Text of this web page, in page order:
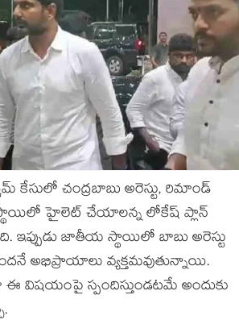
కేసులో చంద్రబాబు అరెస్టు, రిమాండ్
హైలెట్ చేయాలన్న లోకేష్ ప్లాన్
ఇప్పుడు జాతీయ స్థాయిలో బాబు అరెస్టు
అభిప్రాయాలు వ్యక్తమవుతున్నాయి.
విషయంపై స్పందిస్తుండటమే అందుకు